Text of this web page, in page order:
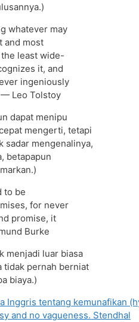
whatever may
and most
least wide-
it, and
ingeniously
— Leo Tolstoy
dapat menipu
mengerti, tetapi
sadar mengenalinya,
betapapun
to be
for never
promise, it
Burke
menjadi luar biasa
tidak pernah berniat
biaya.)